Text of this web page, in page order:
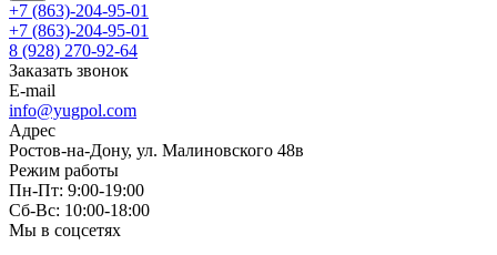
+7 (863)-204-95-01
+7 (863)-204-95-01
8 (928) 270-92-64
Заказать звонок
E-mail
info@yugpol.com
Адрес
Ростов-на-Дону, ул. Малиновского 48в
Режим работы
Пн-Пт: 9:00-19:00
Cб-Вс: 10:00-18:00
Мы в соцсетях